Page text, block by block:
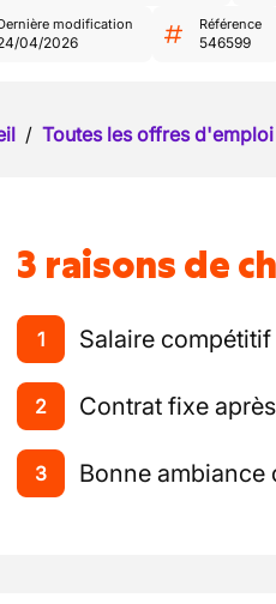
modification
04/2026
Référence
546599
/ Toutes les offres d'emploi
3 raisons de
1 Salaire compétitif
2 Contrat fixe
3 Bonne ambiance